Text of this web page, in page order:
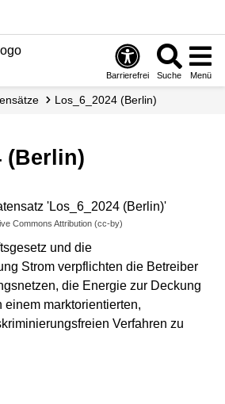
Barrierefrei Suche Menü
Los_6_2024 (Berlin)
(Berlin)
Commons Attribution (cc-by)
und die
Strom verpflichten die Betreiber
die Energie zur Deckung
marktorientierten,
Verfahren zu